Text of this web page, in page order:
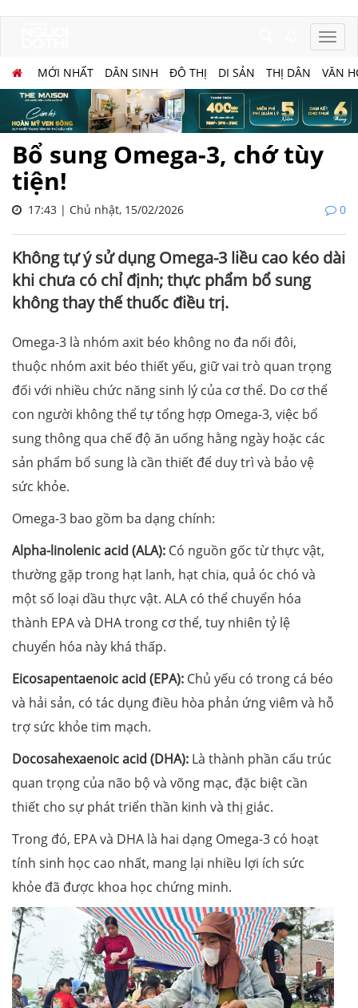
MỚI NHẤT DÂN SINH ĐÔ THỊ DI SẢN THỊ DÂN VĂN
​​​​​​​Bổ sung Omega-3, chớ tùy
tiện!
17:43 | Chủ nhật, 15/02/2026 0
Không tự ý sử dụng Omega-3 liều cao kéo dài
khi chưa có chỉ định; thực phẩm bổ sung
không thay thế thuốc điều trị.
Omega-3 là nhóm axit béo không no đa nối đôi,
thuộc nhóm axit béo thiết yếu, giữ vai trò quan trọng
đối với nhiều chức năng sinh lý của cơ thể. Do cơ thể
con người không thể tự tổng hợp Omega-3, việc bổ
sung thông qua chế độ ăn uống hằng ngày hoặc các
sản phẩm bổ sung là cần thiết để duy trì và bảo vệ
sức khỏe.
Omega-3 bao gồm ba dạng chính:
Alpha-linolenic acid (ALA): Có nguồn gốc từ thực vật,
thường gặp trong hạt lanh, hạt chia, quả óc chó và
một số loại dầu thực vật. ALA có thể chuyển hóa
thành EPA và DHA trong cơ thể, tuy nhiên tỷ lệ
chuyển hóa này khá thấp.
Eicosapentaenoic acid (EPA): Chủ yếu có trong cá béo
và hải sản, có tác dụng điều hòa phản ứng viêm và hỗ
trợ sức khỏe tim mạch.
Docosahexaenoic acid (DHA): Là thành phần cấu trúc
quan trọng của não bộ và võng mạc, đặc biệt cần
thiết cho sự phát triển thần kinh và thị giác.
Trong đó, EPA và DHA là hai dạng Omega-3 có hoạt
tính sinh học cao nhất, mang lại nhiều lợi ích sức
khỏe đã được khoa học chứng minh.